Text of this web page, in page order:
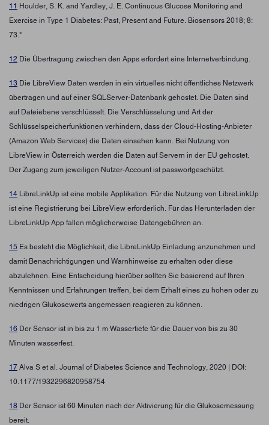
11 Houlder, S. K. and Yardley, J. E. Continuous Glucose Monitoring and
Exercise in Type 1 Diabetes: Past, Present and Future. Biosensors 2018; 8:
73."
12 Die Übertragung zwischen den Apps erfordert eine Internetverbindung.
13 Die LibreView Daten werden in ein virtuelles nicht öffentliches Netzwerk
übertragen und auf einer SQLServer-Datenbank gehostet. Die Daten sind
auf Dateiebene verschlüsselt. Die Verschlüsselung und Art der
Schlüsselspeicherfunktionen verhindern, dass der Cloud-Hosting-Anbieter
(Amazon Web Services) die Daten einsehen kann. Bei Nutzung von
LibreView in Österreich werden die Daten auf Servern in der EU gehostet.
Der Zugang zum jeweiligen Nutzer-Account ist passwortgeschützt.
14 LibreLinkUp ist eine mobile Applikation. Für die Nutzung von LibreLinkUp
ist eine Registrierung bei LibreView erforderlich. Für das Herunterladen der
LibreLinkUp App fallen möglicherweise Datengebühren an.
15 Es besteht die Möglichkeit, die LibreLinkUp Einladung anzunehmen und
damit Benachrichtigungen und Warnhinweise zu erhalten oder diese
abzulehnen. Eine Entscheidung hierüber sollten Sie basierend auf Ihren
Kenntnissen und Erfahrungen treffen, bei dem Erhalt eines zu hohen oder zu
niedrigen Glukosewerts angemessen reagieren zu können.
16 Der Sensor ist in bis zu 1 m Wassertiefe für die Dauer von bis zu 30
Minuten wasserfest.
17 Alva S et al. Journal of Diabetes Science and Technology, 2020 | DOI:
10.1177/1932296820958754
18 Der Sensor ist 60 Minuten nach der Aktivierung für die Glukosemessung
bereit.